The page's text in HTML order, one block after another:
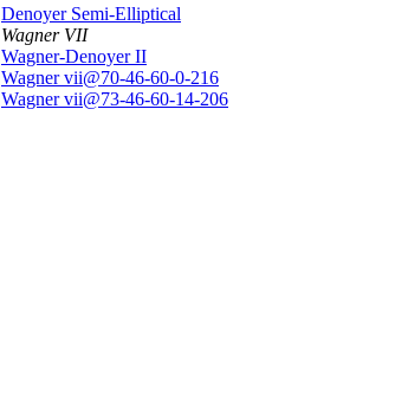
Denoyer Semi-Elliptical
Wagner VII
Wagner-Denoyer II
Wagner vii@70-46-60-0-216
Wagner vii@73-46-60-14-206